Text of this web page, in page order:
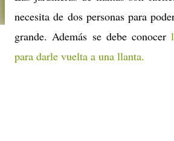
necesita de dos personas para
grande. Además se debe conocer
para darle vuelta a una llanta.